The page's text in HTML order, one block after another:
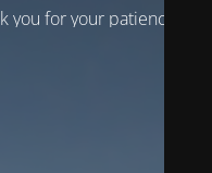
you for your patience!